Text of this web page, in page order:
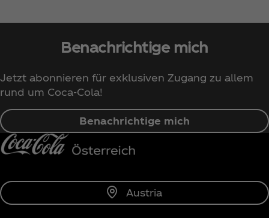
Benachrichtige mich
Jetzt abonnieren für exklusiven Zugang zu allem
rund um Coca‑Cola!
Benachrichtige mich
Austria